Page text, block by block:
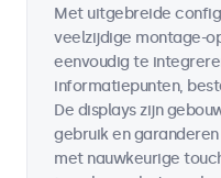
Met uitgebreide
veelzijdige montage-
eenvoudig te
informatiepunten,
De displays zijn
gebruik en
met nauwkeurige